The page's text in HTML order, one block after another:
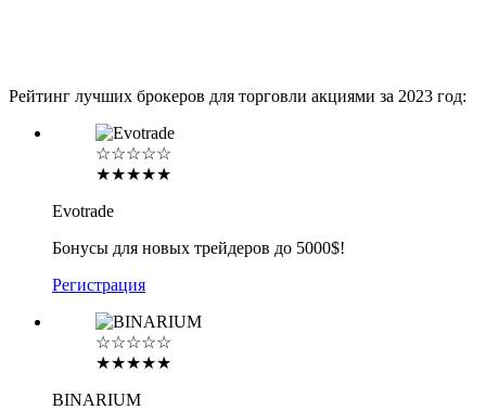
Рейтинг лучших брокеров для торговли акциями за 2023 год:
☆☆☆☆☆
★★★★★
Evotrade
Бонусы для новых трейдеров до 5000$!
Регистрация
☆☆☆☆☆
★★★★★
BINARIUM